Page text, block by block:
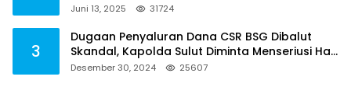
2021, Toreh : Ini Perbuatan Melawan Hukum
Juni 13, 2025 31724
3
Dugaan Penyaluran Dana CSR BSG Dibalut
Skandal, Kapolda Sulut Diminta Menseriusi Hal
ini
Desember 30, 2024 25607